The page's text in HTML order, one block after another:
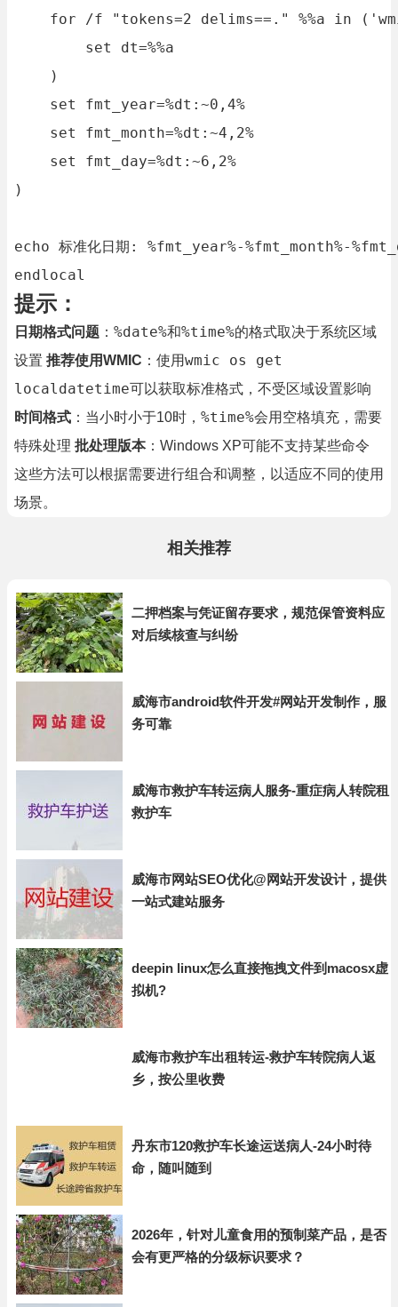
for /f "tokens=2 delims==." %%a in
        set dt=%%a
    )
    set fmt_year=%dt:~0,4%
    set fmt_month=%dt:~4,2%
    set fmt_day=%dt:~6,2%
)
echo 标准化日期: %fmt_year%-%fmt_month%-
endlocal
提示：
日期格式问题 ： %date%和%time%的格式取决于系统区域
设置 推荐使用WMIC ：使用wmic os get
localdatetime可以获取标准格式，不受区域设置影响
时间格式 ：当小时小于10时， %time%会用空格填充，需要
特殊处理 批处理版本：Windows XP可能不支持某些命令
这些方法可以根据需要进行组合和调整，以适应不同的使用
场景。
相关推荐
二押档案与凭证留存要求，规范保管资料应
对后续核查与纠纷
威海市android软件开发#网站开发制作，服
务可靠
威海市救护车转运病人服务-重症病人转院租
救护车
威海市网站SEO优化@网站开发设计，提供
一站式建站服务
deepin linux怎么直接拖拽文件到macosx虚
拟机?
威海市救护车出租转运-救护车转院病人返
乡，按公里收费
丹东市120救护车长途运送病人-24小时待
命，随叫随到
2026年，针对儿童食用的预制菜产品，是否
会有更严格的分级标识要求？